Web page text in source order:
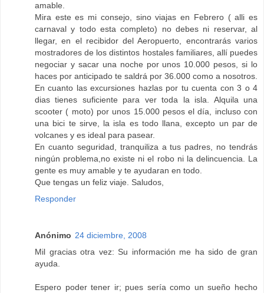
amable.
Mira este es mi consejo, sino viajas en Febrero ( alli es
carnaval y todo esta completo) no debes ni reservar, al
llegar, en el recibidor del Aeropuerto, encontrarás varios
mostradores de los distintos hostales familiares, allí puedes
negociar y sacar una noche por unos 10.000 pesos, si lo
haces por anticipado te saldrá por 36.000 como a nosotros.
En cuanto las excursiones hazlas por tu cuenta con 3 o 4
dias tienes suficiente para ver toda la isla. Alquila una
scooter ( moto) por unos 15.000 pesos el día, incluso con
una bici te sirve, la isla es todo llana, excepto un par de
volcanes y es ideal para pasear.
En cuanto seguridad, tranquiliza a tus padres, no tendrás
ningún problema,no existe ni el robo ni la delincuencia. La
gente es muy amable y te ayudaran en todo.
Que tengas un feliz viaje. Saludos,
Responder
Anónimo 24 diciembre, 2008
Mil gracias otra vez: Su información me ha sido de gran
ayuda.
Espero poder tener ir; pues sería como un sueño hecho